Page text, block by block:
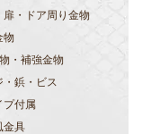
扉・ドア周り金物
物
・補強金物
・鋲・ビス
プ付属
金具